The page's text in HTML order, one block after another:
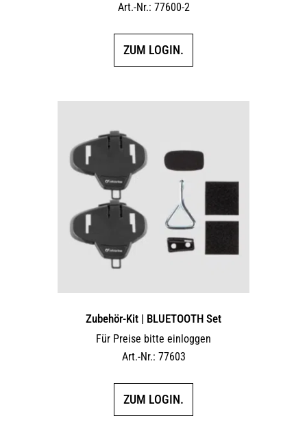
Art.-Nr.: 77600-2
ZUM LOGIN.
Zubehör-Kit | BLUETOOTH Set
Für Preise bitte einloggen
Art.-Nr.: 77603
ZUM LOGIN.